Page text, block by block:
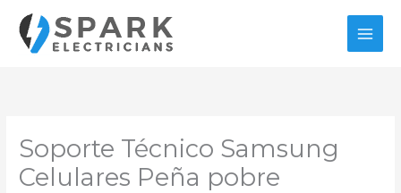
contenido
Soporte Técnico Samsung
Celulares Peña pobre